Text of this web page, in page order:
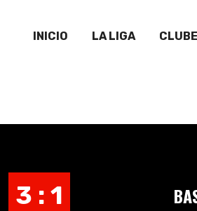
INICIO LA LIGA
3 : 1